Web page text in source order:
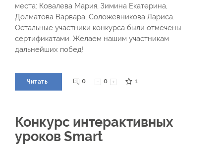
места: Ковалева Мария, Зимина Екатерина,
Долматова Варвара, Соложевникова Лариса.
Остальные участники конкурса были отмечены
сертификатами. Желаем нашим участникам
дальнейших побед!
Читать 0 0 1
Конкурс интерактивных
уроков Smart